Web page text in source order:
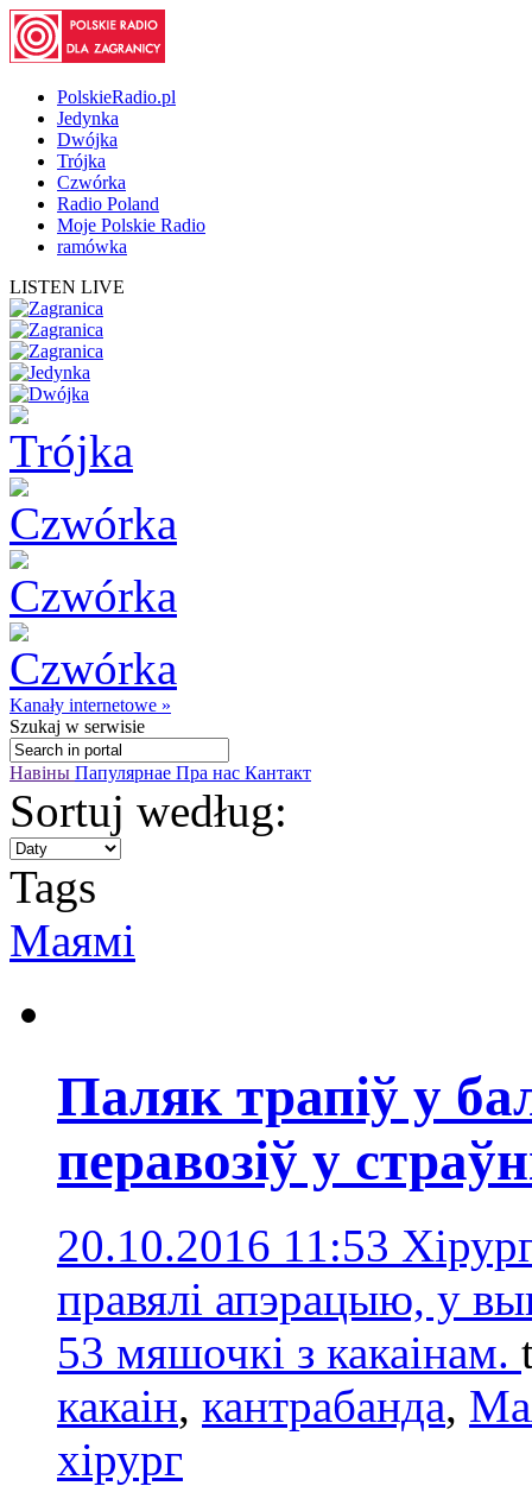
PolskieRadio.pl
Jedynka
Dwójka
Trójka
Czwórka
Radio Poland
Moje Polskie Radio
ramówka
LISTEN LIVE
Kanały internetowe »
Szukaj w serwisie
Навіны Папулярнае Пра нас Кантакт
Sortuj według:
Tags
Маямі
Паляк трапіў у
перавозіў у
20.10.2016 11:53
правялі апэрацыю, у
53 мяшочкі з какаінам.
какаін, кантрабанда,
хірург